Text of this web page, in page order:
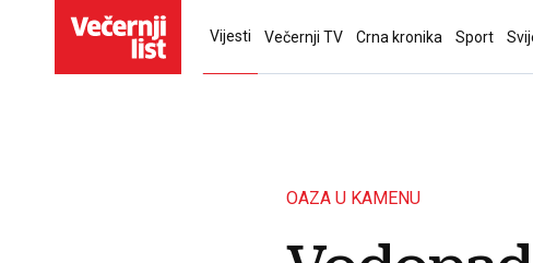
Vijesti Večernji TV Crna kronika Sport
OAZA U KAMENU